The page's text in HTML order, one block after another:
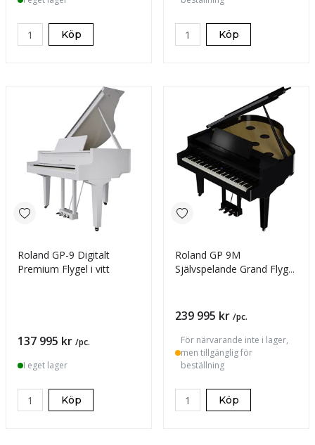
Köp Köp
Roland GP-9 Digitalt
Premium Flygel i vitt
Pris
137 995 kr /pc.
I eget lager
Köp
Roland GP 9M
Självspelande Grand Flygel
Pris
239 995 kr /pc.
För närvarande inte i lager,
men tillgänglig för
beställning
Köp